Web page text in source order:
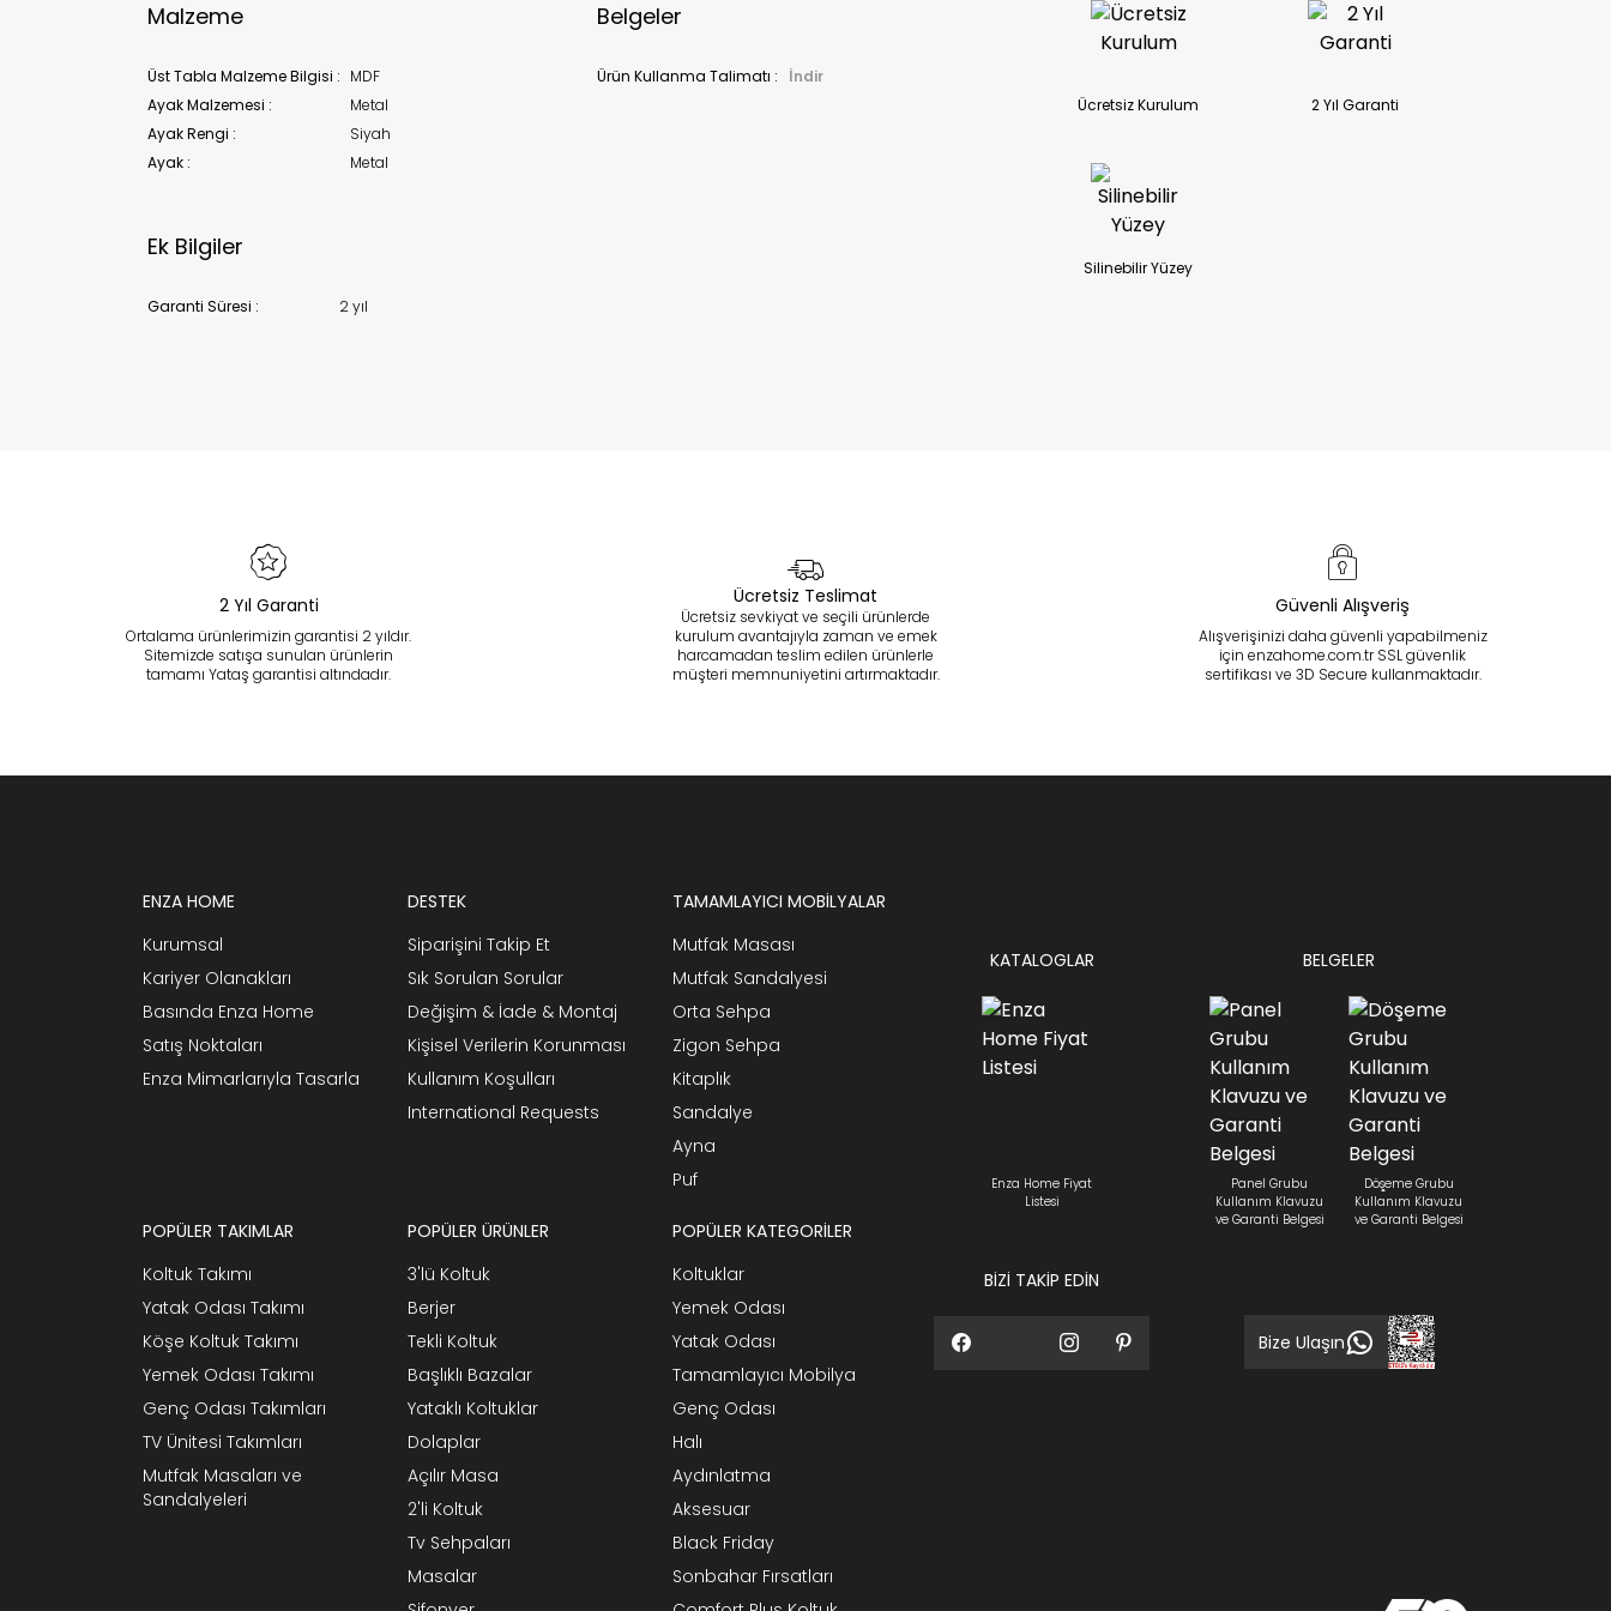
Malzeme
Üst Tabla Malzeme Bilgisi : MDF
Ayak Malzemesi :
Metal
Ayak Rengi :
Siyah
Ayak :
Metal
Ek Bilgiler
Garanti Süresi : 2 yıl
Belgeler
Ürün Kullanma Talimatı :
İndir
Ücretsiz Kurulum
2 Yıl Garanti
Silinebilir Yüzey
2 Yıl Garanti
Ortalama ürünlerimizin garantisi 2 yıldır.
Sitemizde satışa sunulan ürünlerin
tamamı Yataş garantisi altındadır.
Ücretsiz Teslimat
Ücretsiz sevkiyat ve seçili ürünlerde
kurulum avantajıyla zaman ve emek
harcamadan teslim edilen ürünlerle
müşteri memnuniyetini artırmaktadır.
Güvenli Alışveriş
Alışverişinizi daha güvenli yapabilmeniz
için enzahome.com.tr SSL güvenlik
sertifikası ve 3D Secure kullanmaktadır.
ENZA HOME
Kurumsal
Kariyer Olanakları
Basında Enza Home
Satış Noktaları
Enza Mimarlarıyla Tasarla
DESTEK
Siparişini Takip Et
Sık Sorulan Sorular
Değişim & İade & Montaj
Kişisel Verilerin Korunması
Kullanım Koşulları
International Requests
TAMAMLAYICI MOBİLYALAR
Mutfak Masası
Mutfak Sandalyesi
Orta Sehpa
Zigon Sehpa
Kitaplık
Sandalye
Ayna
Puf
POPÜLER TAKIMLAR
Koltuk Takımı
Yatak Odası Takımı
Köşe Koltuk Takımı
Yemek Odası Takımı
Genç Odası Takımları
TV Ünitesi Takımları
Mutfak Masaları ve
Sandalyeleri
POPÜLER ÜRÜNLER
3'lü Koltuk
Berjer
Tekli Koltuk
Başlıklı Bazalar
Yataklı Koltuklar
Dolaplar
Açılır Masa
2'li Koltuk
Tv Sehpaları
Masalar
POPÜLER KATEGORİLER
Koltuklar
Yemek Odası
Yatak Odası
Tamamlayıcı Mobilya
Genç Odası
Halı
Aydınlatma
Aksesuar
Black Friday
Sonbahar Fırsatları
KATALOGLAR
Enza Home Fiyat
Listesi
BİZİ TAKİP EDİN
BELGELER
Panel Grubu
Kullanım Klavuzu
ve Garanti Belgesi
Döşeme Grubu
Kullanım Klavuzu
ve Garanti Belgesi
Bize Ulaşın